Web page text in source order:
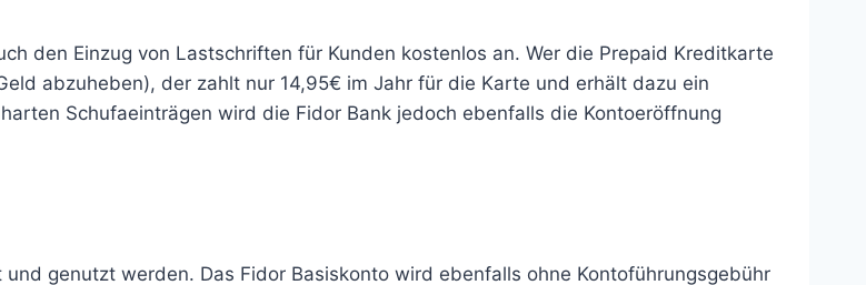
den Einzug von Lastschriften für Kunden kostenlos an. Wer die Prepaid Kreditkarte
abzuheben), der zahlt nur 14,95€ im Jahr für die Karte und erhält dazu ein
Schufaeinträgen wird die Fidor Bank jedoch ebenfalls die Kontoeröffnung
genutzt werden. Das Fidor Basiskonto wird ebenfalls ohne Kontoführungsgebühr